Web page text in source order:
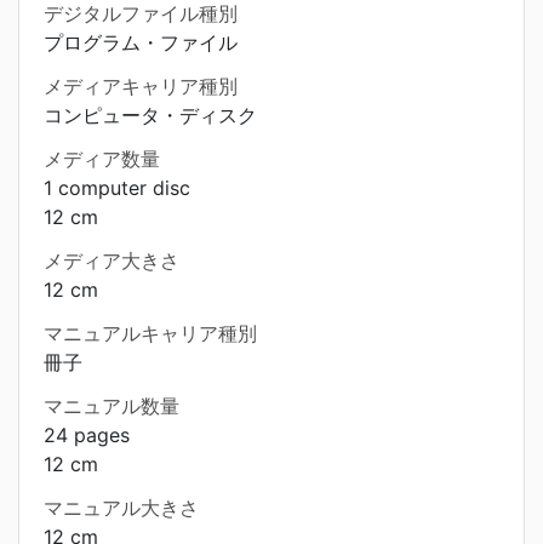
デジタルファイル種別
プログラム・ファイル
メディアキャリア種別
コンピュータ・ディスク
メディア数量
1 computer disc
12 cm
メディア大きさ
12 cm
マニュアルキャリア種別
冊子
マニュアル数量
24 pages
12 cm
マニュアル大きさ
12 cm